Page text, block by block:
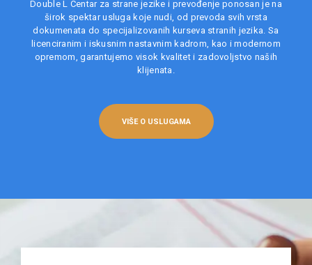
Double L Centar za strane jezike i prevođenje ponosan je na
širok spektar usluga koje nudi, od prevoda svih vrsta
dokumenata do specijalizovanih kurseva stranih jezika. Sa
licenciranim i iskusnim nastavnim kadrom, kao i modernom
opremom, garantujemo visok kvalitet i zadovoljstvo naših
klijenata.
VIŠE O USLUGAMA